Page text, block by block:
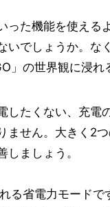
った機能を使える
いでしょうか。な
」の世界観に浸れ
したくない、充電
ません。大きく2
ましょう。
る省電力モード